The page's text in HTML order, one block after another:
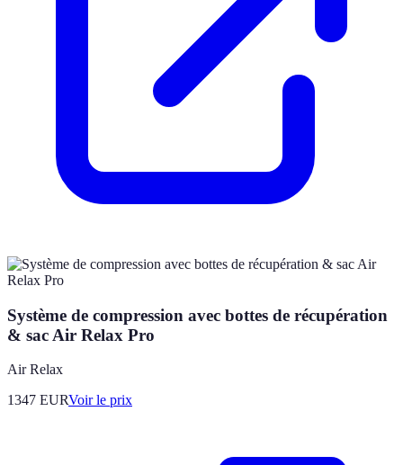
Système de compression avec bottes de récupération
& sac Air Relax Pro
Air Relax
1347 EURVoir le prix